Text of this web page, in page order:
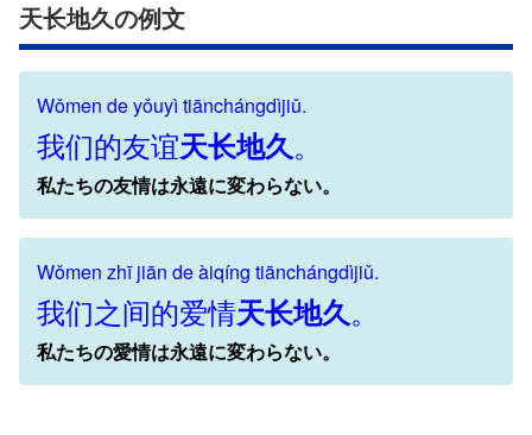
天长地久の例文
Wǒmen de yǒuyì tiānchángdìjiǔ.
我们的友谊天长地久。
私たちの友情は永遠に変わらない。
Wǒmen zhī jiān de àiqíng tiānchángdìjiǔ.
我们之间的爱情天长地久。
私たちの愛情は永遠に変わらない。